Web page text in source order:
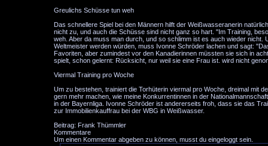
Greulichs Schüsse tun weh
Das schnellere Spiel bei den Männern hilft der Weißwasseranerin
nicht zu, und auch die Schüsse sind nicht ganz so hart. "Im Training,
weh. Aber da muss man durch, und so schlimm ist es auch wieder
Weltmeister werden würden, muss Ivonne Schröder lachen und sagt:
Favoriten, aber zumindest vor den Kanadierinnen müssten sie sich in
spielt, schon gelernt: Rücksicht, nur weil sie eine Frau ist. wird nicht
Viermal Training pro Woche
Um zu bestehen, trainiert die Torhüterin viermal pro Woche, dreimal mit
gern mehr machen, wie meine Konkurrentinnen in der
in der Bayernliga. Ivonne Schröder ist andererseits froh, dass sie das
zur Immobilienkauffrau bei der WBG in Weißwasser.
Beitrag: Frank Thümmler
Kommentare
Um einen Kommentar abgeben zu können, musst du eingeloggt sein.